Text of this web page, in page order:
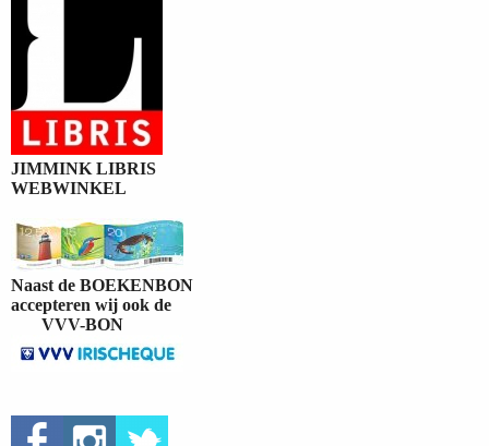
JIMMINK LIBRIS
WEBWINKEL
Naast de BOEKENBON
accepteren wij ook de
VVV-BON